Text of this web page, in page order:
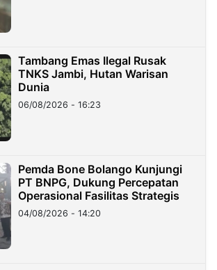
Tambang Emas Ilegal Rusak
TNKS Jambi, Hutan Warisan
Dunia
06/08/2026 - 16:23
Pemda Bone Bolango Kunjungi
PT BNPG, Dukung Percepatan
Operasional Fasilitas Strategis
04/08/2026 - 14:20